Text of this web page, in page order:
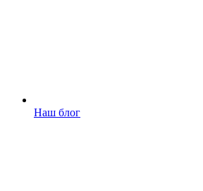
Наш блог